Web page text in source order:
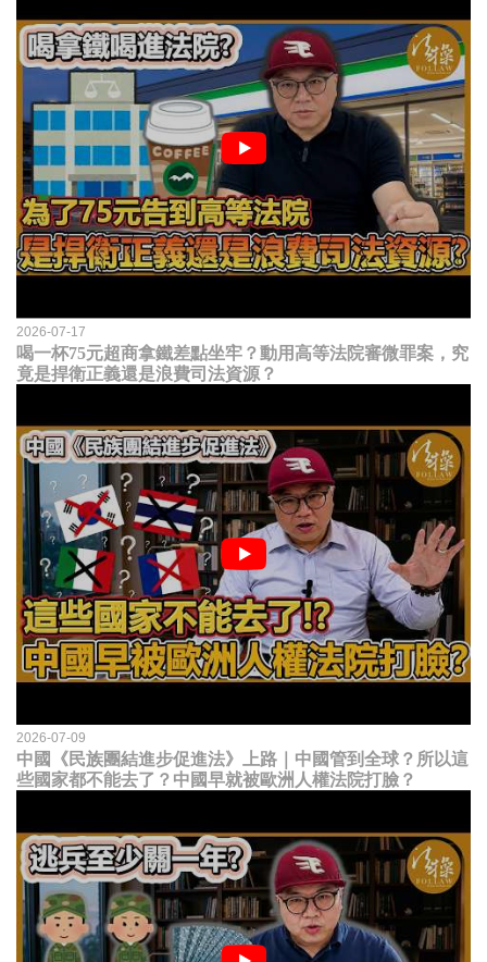
2026-07-17
喝一杯75元超商拿鐵差點坐牢？動用高等法院審微罪案，究
竟是捍衛正義還是浪費司法資源？
2026-07-09
中國《民族團結進步促進法》上路｜中國管到全球？所以這
些國家都不能去了？中國早就被歐洲人權法院打臉？